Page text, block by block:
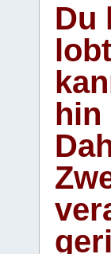
Du
hin